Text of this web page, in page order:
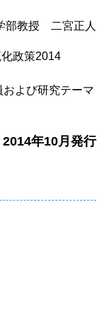
教授 二宮正人
政策2014
よび研究テーマ
年10月発行